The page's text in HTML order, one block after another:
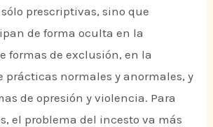
prescriptivas, sino que
de forma oculta en la
formas de exclusión, en la
normales y anormales, y
de opresión y violencia. Para
el problema del incesto va más